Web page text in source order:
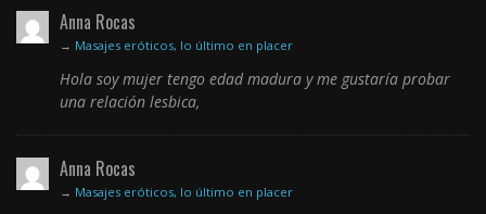
Anna Rocas
→ Masajes eróticos, lo último en placer
Hola soy mujer tengo edad madura y me gustaría probar
una relación lesbica,
Anna Rocas
→ Masajes eróticos, lo último en placer